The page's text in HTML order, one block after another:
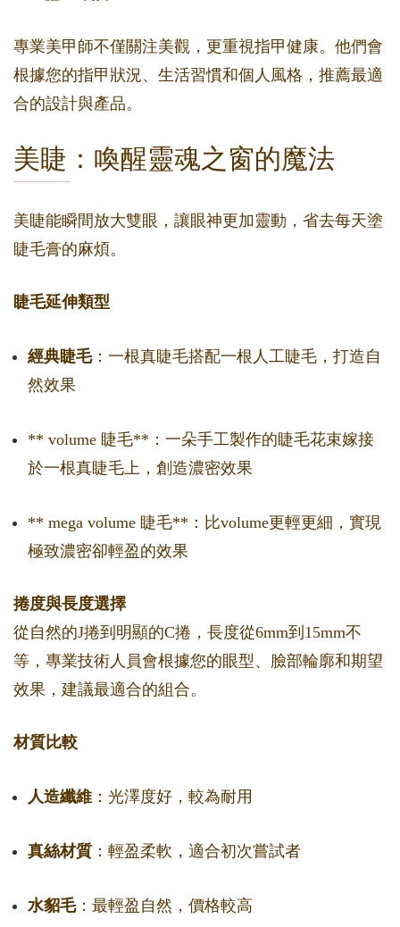
專業美甲師不僅關注美觀，更重視指甲健康。他們會
根據您的指甲狀況、生活習慣和個人風格，推薦最適
合的設計與產品。
美睫：喚醒靈魂之窗的魔法
美睫能瞬間放大雙眼，讓眼神更加靈動，省去每天塗
睫毛膏的麻煩。
睫毛延伸類型
經典睫毛：一根真睫毛搭配一根人工睫毛，打造自
然效果
** volume 睫毛**：一朵手工製作的睫毛花束嫁接
於一根真睫毛上，創造濃密效果
** mega volume 睫毛**：比volume更輕更細，實現
極致濃密卻輕盈的效果
捲度與長度選擇
從自然的J捲到明顯的C捲，長度從6mm到15mm不
等，專業技術人員會根據您的眼型、臉部輪廓和期望
效果，建議最適合的組合。
材質比較
人造纖維 ：光澤度好，較為耐用
真絲材質 ：輕盈柔軟，適合初次嘗試者
水貂毛：最輕盈自然，價格較高